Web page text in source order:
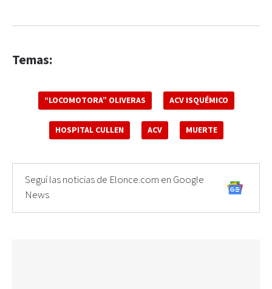
Temas:
“LOCOMOTORA” OLIVERAS ACV ISQUÉMICO
HOSPITAL CULLEN ACV MUERTE
Seguí las noticias de Elonce.com en Google
News